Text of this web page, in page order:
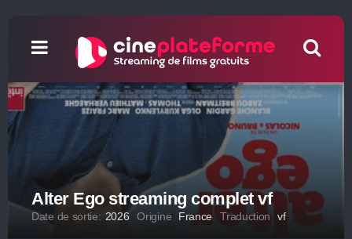
Alter Ego streaming complet vf
Date de sortie: 2026 Origine France Traduction vf